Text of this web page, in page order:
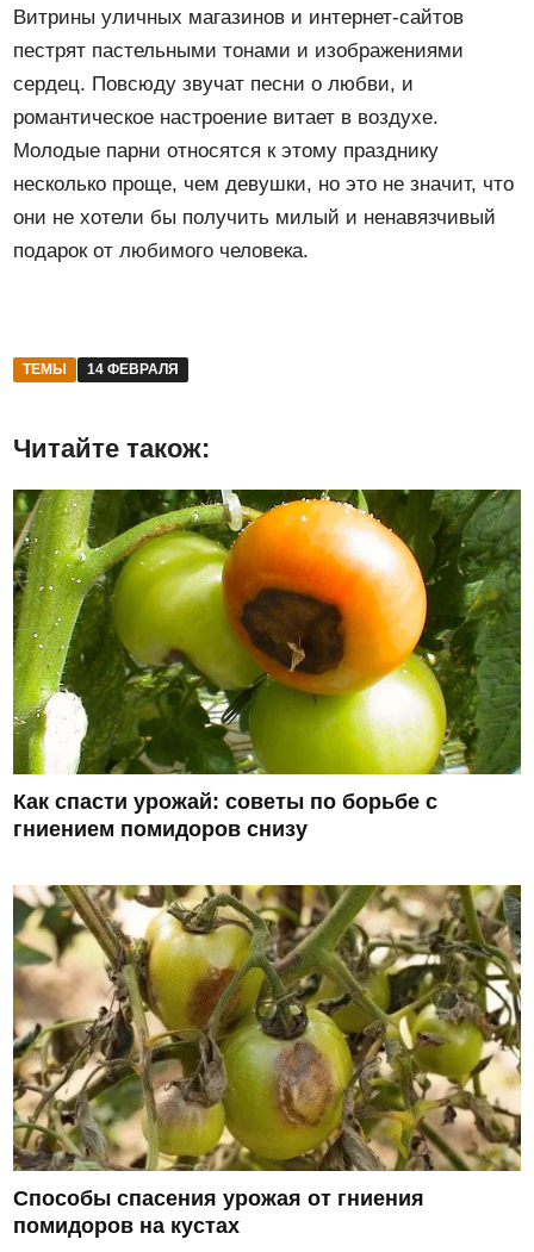
Витрины уличных магазинов и интернет-сайтов
пестрят пастельными тонами и изображениями
сердец. Повсюду звучат песни о любви, и
романтическое настроение витает в воздухе.
Молодые парни относятся к этому празднику
несколько проще, чем девушки, но это не значит, что
они не хотели бы получить милый и ненавязчивый
подарок от любимого человека.
ТЕМЫ 14 ФЕВРАЛЯ
Читайте також:
Как спасти урожай: советы по борьбе с
гниением помидоров снизу
Способы спасения урожая от гниения
помидоров на кустах